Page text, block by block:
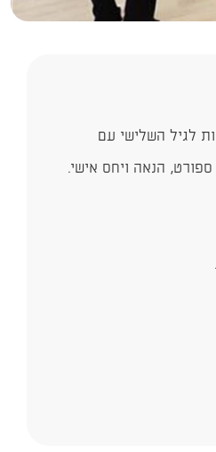
לגיל השלישי עם
הנאה ויחס אישי.